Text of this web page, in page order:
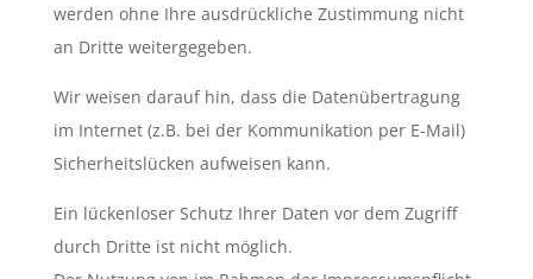
werden ohne Ihre ausdrückliche Zustimmung nicht
an Dritte weitergegeben.
Wir weisen darauf hin, dass die Datenübertragung
im Internet (z.B. bei der Kommunikation per E-Mail)
Sicherheitslücken aufweisen kann.
Ein lückenloser Schutz Ihrer Daten vor dem Zugriff
durch Dritte ist nicht möglich.